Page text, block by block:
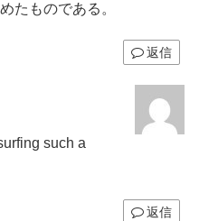
たものである。
返信
such a
返信